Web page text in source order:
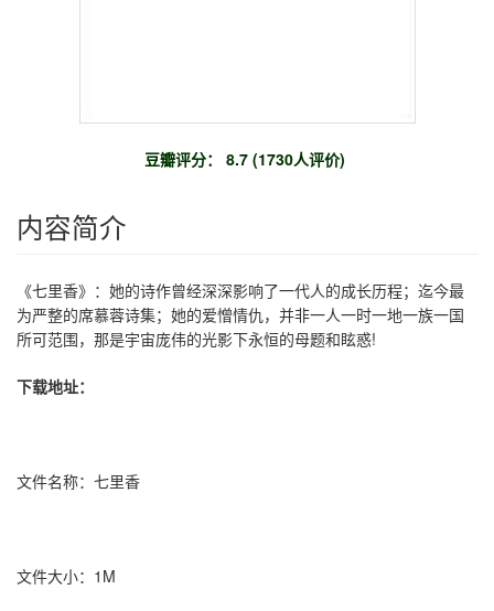
豆瓣评分： 8.7 (1730人评价)
内容简介
《七里香》：她的诗作曾经深深影响了一代人的成长历程；迄今最
为严整的席慕蓉诗集；她的爱憎情仇，并非一人一时一地一族一国
所可范围，那是宇宙庞伟的光影下永恒的母题和眩惑!
下载地址：
文件名称：七里香
文件大小：1M